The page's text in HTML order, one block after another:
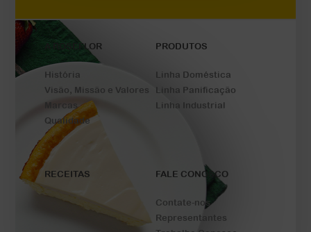
A ROSEFLOR
História
Visão, Missão e Valores
Marcas
Qualidade
PRODUTOS
Linha Doméstica
Linha Panificação
Linha Industrial
RECEITAS FALE CONOSCO
Contate-nos
Representantes